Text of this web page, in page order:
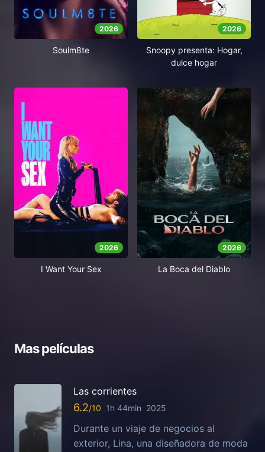
2026
Soulm8te
2026
Snoopy presenta: Hogar,
dulce hogar
2026
I Want Your Sex
2026
La Boca del Diablo
Mas películas
Las corrientes
6.2 1h 44min 2025
Durante un viaje de negocios al
exterior, Lina, una diseñadora de moda